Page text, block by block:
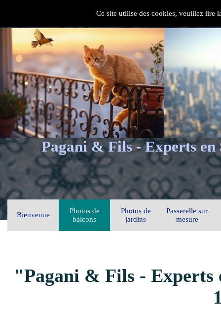
Ce site utilise des cookies, veuillez lire
Pagani & Fils - Experts en
Bienvenue
Photos de
balcons
Photos de
jardins
Passerelle sur
mesure
"Pagani & Fils - Experts